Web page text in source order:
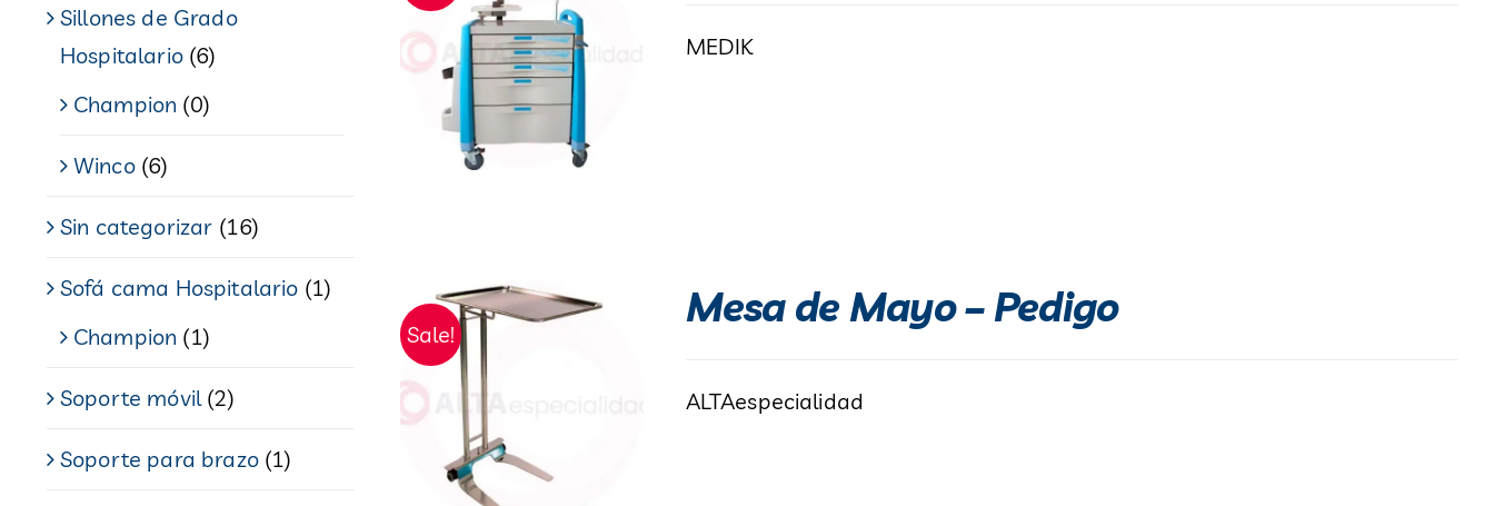
Sillones de Grado
Hospitalario (6)
Champion (0)
Winco (6)
Sin categorizar (16)
Sofá cama Hospitalario (1)
Champion (1)
Soporte móvil (2)
Soporte para brazo (1)
MEDIK
Sale!
Mesa de Mayo – Pedigo
ALTAespecialidad